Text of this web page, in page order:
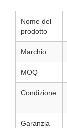
Nome del
prodotto
Marchio
MOQ
Condizione
Garanzia